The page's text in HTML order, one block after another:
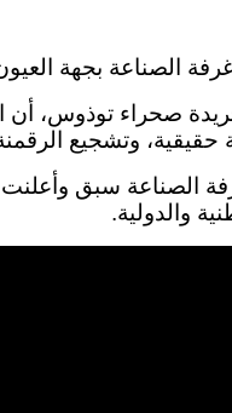
بجهة العيون،
صحراء توذوس، أن
حقيقية، وتشجيع
سبق وأعلنت
والدولية.